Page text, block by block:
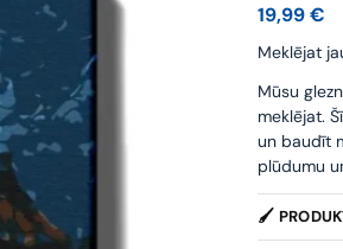
19,99€
Meklējat
Mūsu
meklējat.
un baudīt
plūdumu
🖌️